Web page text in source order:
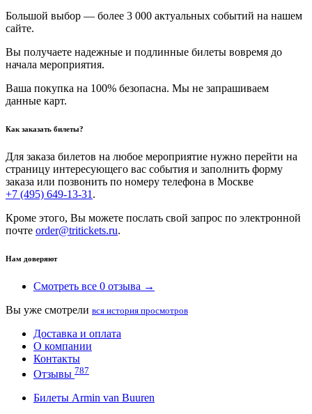
Большой выбор — более 3 000 актуальных событий на нашем
сайте.
Вы получаете надежные и подлинные билеты вовремя до
начала мероприятия.
Ваша покупка на 100% безопасна. Мы не запрашиваем
данные карт.
Как заказать билеты?
Для заказа билетов на любое мероприятие нужно перейти на
страницу интересующего вас события и заполнить форму
заказа или позвонить по номеру телефона в Москве
+7 (495) 649-13-31 .
Кроме этого, Вы можете послать свой запрос по электронной
почте order@tritickets.ru.
Нам доверяют
Смотреть все 0 отзыва →
Вы уже смотрели вся история просмотров
Доставка и оплата
О компании
Контакты
Отзывы 787
Билеты Armin van Buuren